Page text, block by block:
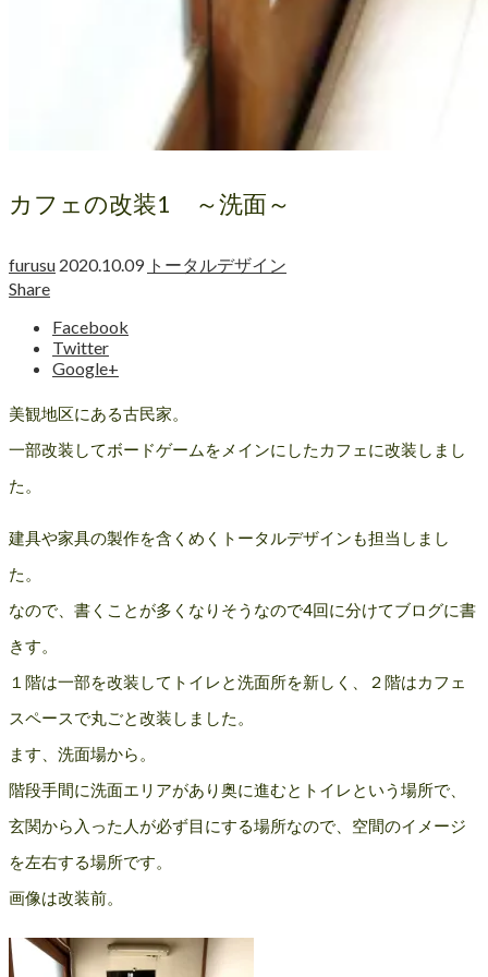
カフェの改装1 ～洗面～
furusu 2020.10.09 トータルデザイン
Share
Facebook
Twitter
Google+
美観地区にある古民家。
一部改装してボードゲームをメインにしたカフェに改装しまし
た。
建具や家具の製作を含くめくトータルデザインも担当しまし
た。
なので、書くことが多くなりそうなので4回に分けてブログに書
きす。
１階は一部を改装してトイレと洗面所を新しく、２階はカフェ
スペースで丸ごと改装しました。
ます、洗面場から。
階段手間に洗面エリアがあり奥に進むとトイレという場所で、
玄関から入った人が必ず目にする場所なので、空間のイメージ
を左右する場所です。
画像は改装前。